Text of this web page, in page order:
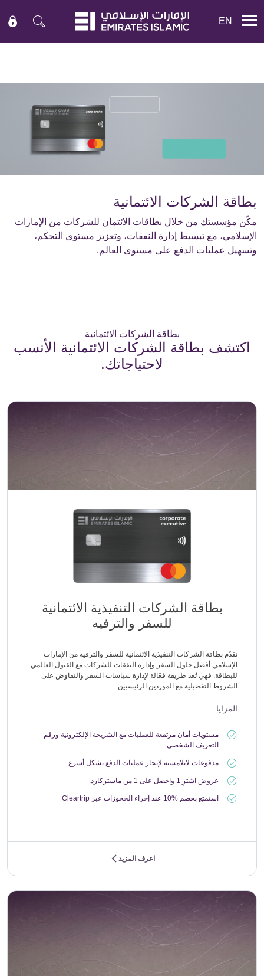
Mobile menu
EN
بطاقة الشركات الائتمانية
مكّن مؤسستك من خلال بطاقات الائتمان للشركات من الإمارات
الإسلامي، مع تبسيط إدارة النفقات، وتعزيز مستوى التحكم،
وتسهيل عمليات الدفع على مستوى العالم.
بطاقة الشركات الائتمانية
اكتشف بطاقة الشركات الائتمانية الأنسب
لاحتياجاتك.
بطاقة الشركات التنفيذية الائتمانية
للسفر والترفيه
تقدّم بطاقة الشركات التنفيذية الائتمانية للسفر والترفيه من الإمارات
الإسلامي أفضل حلول السفر وإدارة النفقات للشركات مع القبول العالمي
للبطاقة. فهي تُعد طريقة فعّالة لإدارة سياسات السفر والتفاوض على
الشروط التفضيلية مع الموردين الرئيسيين.
المزايا
مستويات أمان مرتفعة للعمليات مع الشريحة الإلكترونية ورقم
التعريف الشخصي
مدفوعات لاتلامسية لإنجاز عمليات الدفع بشكل أسرع.
عروض اشترِ 1 واحصل على 1 من ماستركارد.
استمتع بخصم %10 عند إجراء الحجوزات عبر Cleartrip
اعرف المزيد